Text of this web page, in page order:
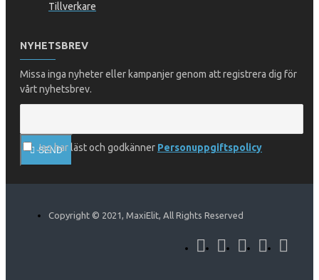
Tillverkare
NYHETSBREV
Missa inga nyheter eller kampanjer genom att registrera dig för
vårt nyhetsbrev.
SEND
Jag har läst och godkänner Personuppgiftspolicy
Copyright © 2021, MaxiElit, All Rights Reserved